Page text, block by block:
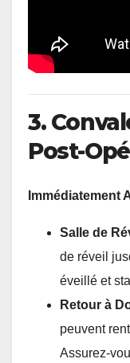
3.
Post-
Immédiatement
Salle de
de réveil
éveillé et
Retour à
peuvent
Assurez-